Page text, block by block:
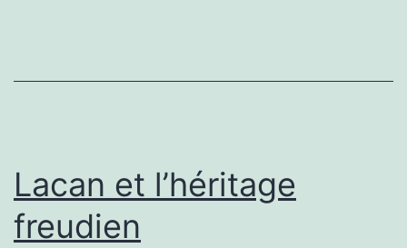
Lacan et l’héritage
freudien